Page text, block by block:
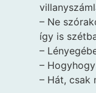
– Ne
így is
–
– Hogyhogy
– Hát, csak